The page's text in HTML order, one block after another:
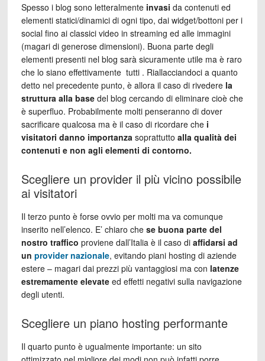
Spesso i blog sono letteralmente invasi da contenuti ed
elementi statici/dinamici di ogni tipo, dai widget/bottoni per i
social fino ai classici video in streaming ed alle immagini
(magari di generose dimensioni). Buona parte degli
elementi presenti nel blog sarà sicuramente utile ma è raro
che lo siano effettivamente tutti . Riallacciandoci a quanto
detto nel precedente punto, è allora il caso di rivedere la
struttura alla basedel blog cercando di eliminare cioè che
è superfluo. Probabilmente molti penseranno di dover
sacrificare qualcosa ma è il caso di ricordare che i
visitatori danno importanza soprattutto alla qualità dei
contenuti e non agli elementi di contorno.
Scegliere un provider il più vicino possibile
ai visitatori
Il terzo punto è forse ovvio per molti ma va comunque
inserito nell’elenco. E’ chiaro che se buona parte del
nostro traffico proviene dall’Italia è il caso di affidarsi ad
un provider nazionale, evitando piani hosting di aziende
estere – magari dai prezzi più vantaggiosi ma con latenze
estremamente elevateed effetti negativi sulla navigazione
degli utenti.
Scegliere un piano hosting performante
Il quarto punto è ugualmente importante: un sito